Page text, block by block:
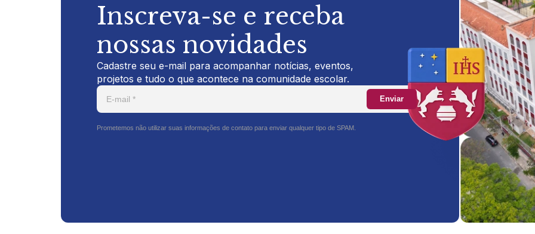
Inscreva-se e receba
nossas novidades
Cadastre seu e-mail para acompanhar notícias, eventos,
projetos e tudo o que acontece na comunidade escolar.
Enviar
Prometemos não utilizar suas informações de contato para enviar qualquer tipo de SPAM.